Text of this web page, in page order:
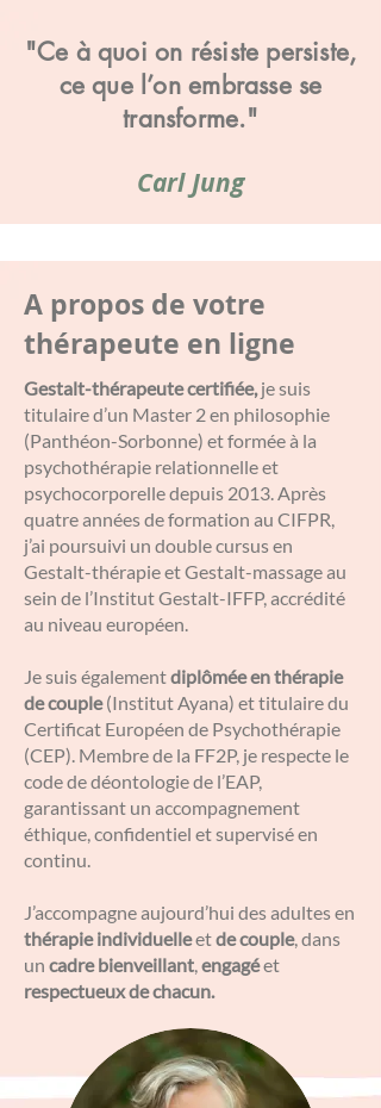
"Ce à quoi on résiste persiste,
ce que l’on embrasse se
transforme."
Carl Jung
A propos de votre
thérapeute en ligne
Gestalt-thérapeute certifiée,je suis
titulaire d’un Master 2 en philosophie
(Panthéon-Sorbonne) et formée à la
psychothérapie relationnelle et
psychocorporelle depuis 2013. Après
quatre années de formation au CIFPR,
j’ai poursuivi un double cursus en
Gestalt-thérapie et Gestalt-massage au
sein de l’Institut Gestalt-IFFP, accrédité
au niveau européen.
Je suis égalementdiplômée en thérapie
de couple(Institut Ayana) et titulaire du
Certificat Européen de Psychothérapie
(CEP). Membre de la FF2P, je respecte le
code de déontologie de l’EAP,
garantissant un accompagnement
éthique, confidentiel et supervisé en
continu.
J’accompagne aujourd’hui des adultes en
thérapie individuelleetde couple, dans
un cadre bienveillant,engagéet
respectueux de chacun.